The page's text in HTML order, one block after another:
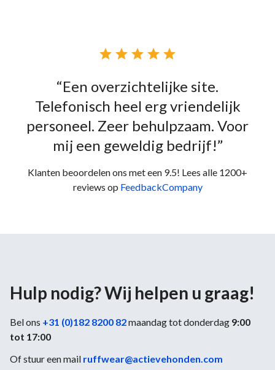
    
“Een overzichtelijke site.
Telefonisch heel erg vriendelijk
personeel. Zeer behulpzaam. Voor
mij een geweldig bedrijf!”
Klanten beoordelen ons met een 9.5! Lees alle 1200+
reviews op FeedbackCompany
Hulp nodig? Wij helpen u graag!
Bel ons +31 (0)182 8200 82maandag tot donderdag 9:00
tot 17:00
Of stuur een mail ruffwear@actievehonden.com